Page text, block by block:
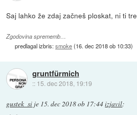
Saj lahko že zdaj začneš ploskat, ni ti
Zgodovina sprememb…
predlagal izbris:smoke(16. dec 2018 ob 10:33)
gruntfürmich
:: 15. dec 2018, 19:19
gustek_si je 15. dec 2018 ob 17:44izjavil: